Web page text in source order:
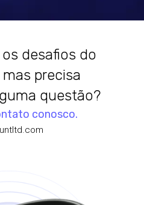
desafios do
precisa
questão?
conosco.